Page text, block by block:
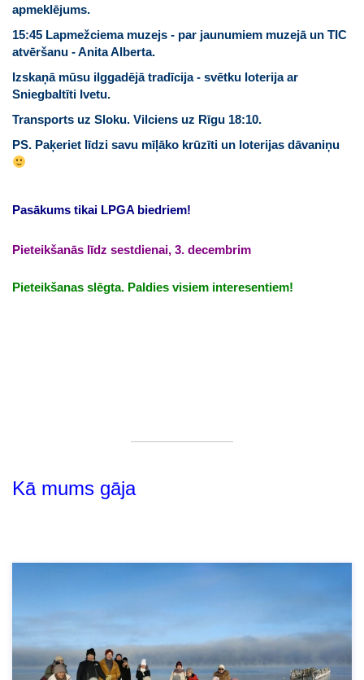
apmeklējums.
15:45 Lapmežciema muzejs - par jaunumiem muzejā un TIC
atvēršanu - Anita Alberta.
Izskaņā mūsu ilggadējā tradīcija - svētku loterija ar
Sniegbaltīti Ivetu.
Transports uz Sloku. Vilciens uz Rīgu 18:10.
PS. Paķeriet līdzi savu mīļāko krūzīti un loterijas dāvaniņu
Pasākums tikai LPGA biedriem!
Pieteikšanās līdz sestdienai, 3. decembrim
Pieteikšanas slēgta. Paldies visiem interesentiem!
Kā mums gāja